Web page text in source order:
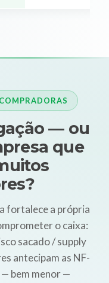
— ou
que
fortalece a própria
o caixa:
sacado / supply
antecipam as NF-
— bem menor —